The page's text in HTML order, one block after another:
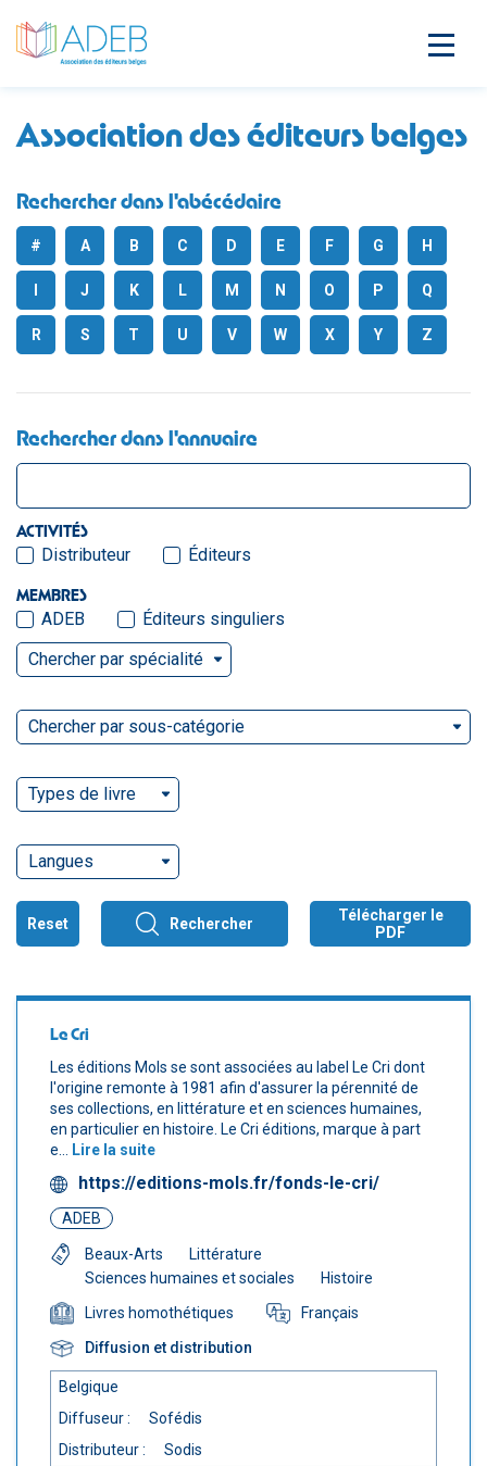
Association des éditeurs belges
Rechercher dans l'abécédaire
# A B C D E F G H
J K L M N O P Q
R S T U V W X Y Z
Rechercher dans l'annuaire
ACTIVITÉS
Distributeur Éditeurs
MEMBRES
ADEB
Éditeurs singuliers
Chercher par spécialité
Chercher par sous-catégorie
Types de livre
Langues
Reset Rechercher
Télécharger le
PDF
Le Cri
Les éditions Mols se sont associées au label Le Cri dont
l'origine remonte à 1981 afin d'assurer la pérennité de
ses collections, en littérature et en sciences humaines,
en particulier en histoire. Le Cri éditions, marque à part
e...
Lire la suite
https://editions-mols.fr/fonds-le-cri/
ADEB
Beaux-Arts
Littérature
Sciences humaines et sociales
Histoire
Livres homothétiques
Français
Diffusion et distribution
Belgique
Diffuseur :
Sofédis
Distributeur :
Sodis